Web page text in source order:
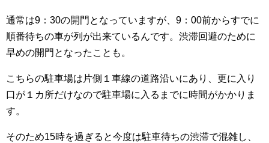
通常は9：30の開門となっていますが、9：00前からすでに
順番待ちの車が列が出来ているんです。渋滞回避のために
早めの開門となったことも。
こちらの駐車場は片側１車線の道路沿いにあり、更に入り
口が１カ所だけなので駐車場に入るまでに時間がかかりま
す。
そのため15時を過ぎると今度は駐車待ちの渋滞で混雑し、